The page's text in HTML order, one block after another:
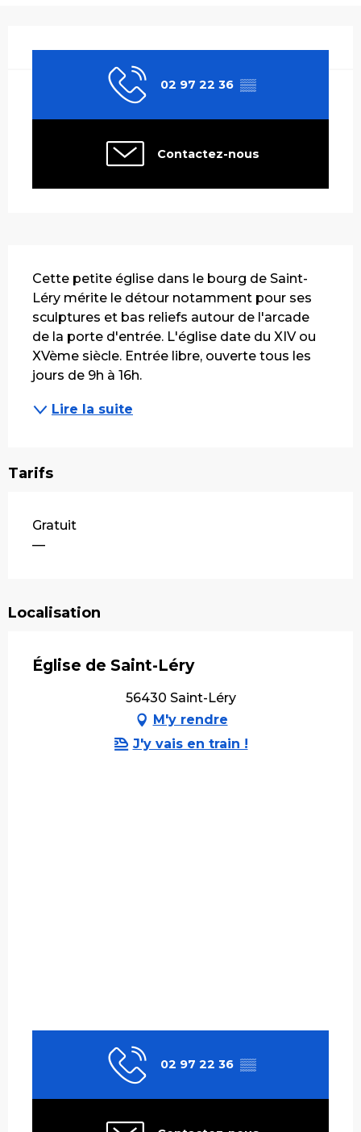
02 97 22 36 ▒▒
Contactez-nous
Cette petite église dans le bourg de Saint-
Léry mérite le détour notamment pour ses
sculptures et bas reliefs autour de l'arcade
de la porte d'entrée. L'église date du XIV ou
XVème siècle. Entrée libre, ouverte tous les
jours de 9h à 16h.
Lire la suite
Tarifs
Tarifs 2026
Gratuit
—
Localisation
Église de Saint-Léry
56430 Saint-Léry
M'y rendre
J'y vais en train !
02 97 22 36 ▒▒